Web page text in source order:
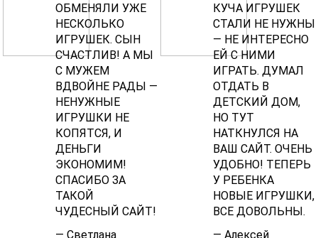
ОБМЕНЯЛИ УЖЕ
НЕСКОЛЬКО
ИГРУШЕК. СЫН
СЧАСТЛИВ! А МЫ
С МУЖЕМ
ВДВОЙНЕ РАДЫ —
НЕНУЖНЫЕ
ИГРУШКИ НЕ
КОПЯТСЯ, И
ДЕНЬГИ
ЭКОНОМИМ!
СПАСИБО ЗА
ТАКОЙ
ЧУДЕСНЫЙ САЙТ!
— Светлана
КУЧА ИГРУШЕК
СТАЛИ НЕ НУЖНЫ
— НЕ ИНТЕРЕСНО
ЕЙ С НИМИ
ИГРАТЬ. ДУМАЛ
ОТДАТЬ В
ДЕТСКИЙ ДОМ,
НО ТУТ
НАТКНУЛСЯ НА
ВАШ САЙТ. ОЧЕНЬ
УДОБНО! ТЕПЕРЬ
У РЕБЕНКА
НОВЫЕ ИГРУШКИ,
ВСЕ ДОВОЛЬНЫ.
— Алексей